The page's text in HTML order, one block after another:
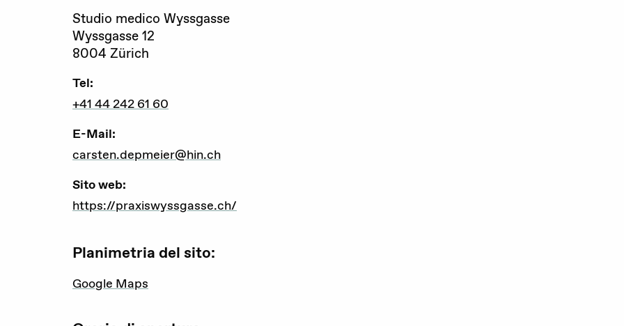
Gravidanza (voluta / non voluta)
Educazione sessuale
Violenza sessuale
Politica
Standards di qualità
Advocacy
Studio medico Wyssgasse
Wyssgasse 12
8004 Zürich
Tel:
+41 44 242 61 60
E-Mail:
carsten.depmeier@hin.ch
Sito web:
https://praxiswyssgasse.ch/
Planimetria del sito:
Google Maps